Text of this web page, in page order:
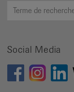
Terme
Social Media